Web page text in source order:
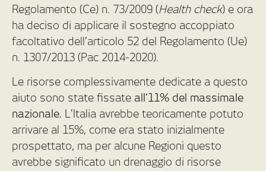
Regolamento (Ce) n. 73/2009 (Health check) e ora
ha deciso di applicare il sostegno accoppiato
facoltativo dell’articolo 52 del Regolamento (Ue)
n. 1307/2013 (Pac 2014-2020).
Le risorse complessivamente dedicate a questo
aiuto sono state fissate all’11% del massimale
nazionale. L’Italia avrebbe teoricamente potuto
arrivare al 15%, come era stato inizialmente
prospettato, ma per alcune Regioni questo
avrebbe significato un drenaggio di risorse